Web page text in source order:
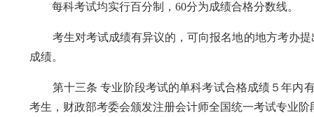
每科考试均实行百分制，60分为成绩合格分数线。
考生对考试成绩有异议的，可向报名地的地方考办提
成绩。
第十三条 专业阶段考试的单科考试合格成绩５年内有
考生，财政部考委会颁发注册会计师全国统一考试专业